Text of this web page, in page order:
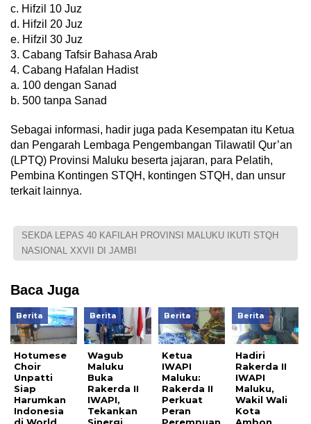
c. Hifzil 10 Juz
d. Hifzil 20 Juz
e. Hifzil 30 Juz
3. Cabang Tafsir Bahasa Arab
4. Cabang Hafalan Hadist
a. 100 dengan Sanad
b. 500 tanpa Sanad
Sebagai informasi, hadir juga pada Kesempatan itu Ketua
dan Pengarah Lembaga Pengembangan Tilawatil Qur’an
(LPTQ) Provinsi Maluku beserta jajaran, para Pelatih,
Pembina Kontingen STQH, kontingen STQH, dan unsur
terkait lainnya.
SEKDA LEPAS 40 KAFILAH PROVINSI MALUKU IKUTI STQH
NASIONAL XXVII DI JAMBI
Baca Juga
Berita
Hotumese
Choir
Unpatti
Siap
Harumkan
Indonesia
di World
Berita
Wagub
Maluku
Buka
Rakerda II
IWAPI,
Tekankan
Sinergi
Berita
Ketua
IWAPI
Maluku:
Rakerda II
Perkuat
Peran
Perempuan
Berita
Hadiri
Rakerda II
IWAPI
Maluku,
Wakil Wali
Kota
Ambon